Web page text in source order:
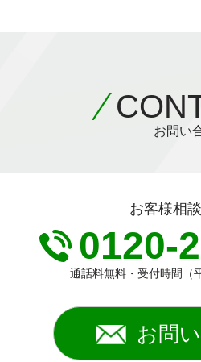
お問い
お客様相
0120-
通話料無料・受付時間（
お問